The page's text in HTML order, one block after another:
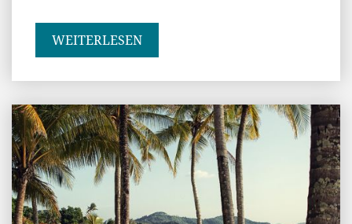
WEITERLESEN